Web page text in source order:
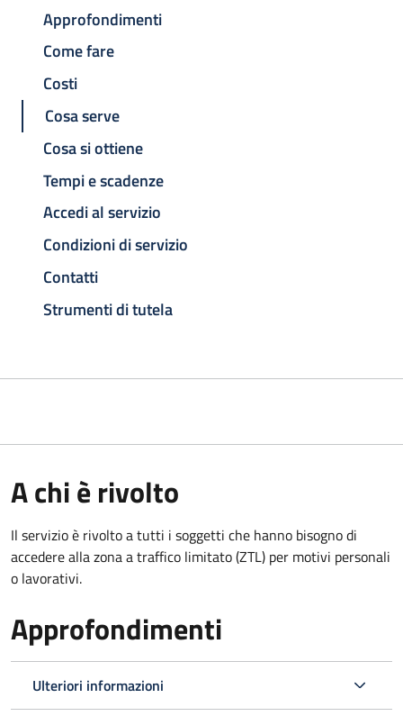
Approfondimenti
Come fare
Costi
Cosa serve
Cosa si ottiene
Tempi e scadenze
Accedi al servizio
Condizioni di servizio
Contatti
Strumenti di tutela
A chi è rivolto
Il servizio è rivolto a tutti i soggetti che hanno bisogno di
accedere alla zona a traffico limitato (ZTL) per motivi personali
o lavorativi.
Approfondimenti
Ulteriori informazioni